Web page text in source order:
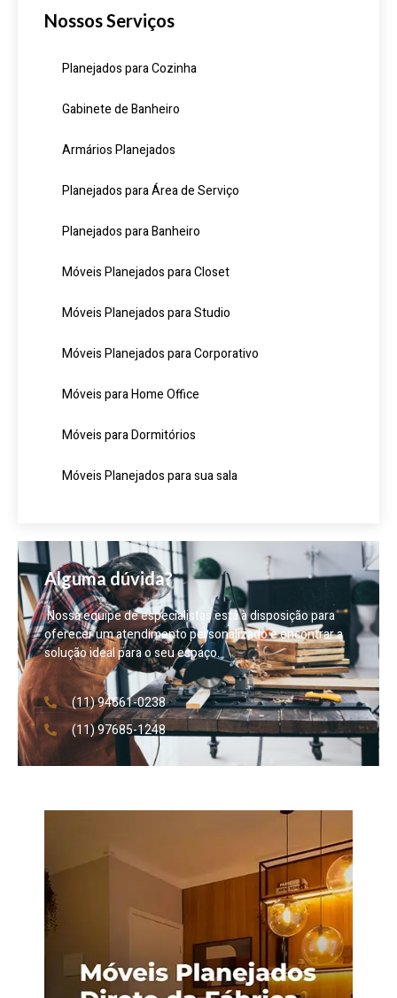
Nossos Serviços
Planejados para Cozinha
Gabinete de Banheiro
Armários Planejados
Planejados para Área de Serviço
Planejados para Banheiro
Móveis Planejados para Closet
Móveis Planejados para Studio
Móveis Planejados para Corporativo
Móveis para Home Office
Móveis para Dormitórios
Móveis Planejados para sua sala
Alguma dúvida?
Nossa equipe de especialistas está à disposição para
oferecer um atendimento personalizado e encontrar a
solução ideal para o seu espaço.
(11) 94661-0238
(11) 97685-1248